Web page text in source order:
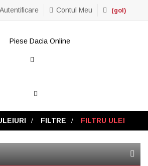
(gol)
Autentificare Contul Meu
Toggle
> FILTRE > FILTRU ULEI